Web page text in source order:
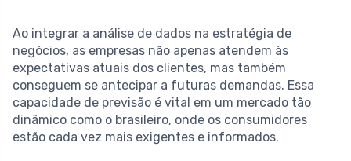
Ao integrar a análise de dados na estratégia de
negócios, as empresas não apenas atendem às
expectativas atuais dos clientes, mas também
conseguem se antecipar a futuras demandas. Essa
capacidade de previsão é vital em um mercado tão
dinâmico como o brasileiro, onde os consumidores
estão cada vez mais exigentes e informados.